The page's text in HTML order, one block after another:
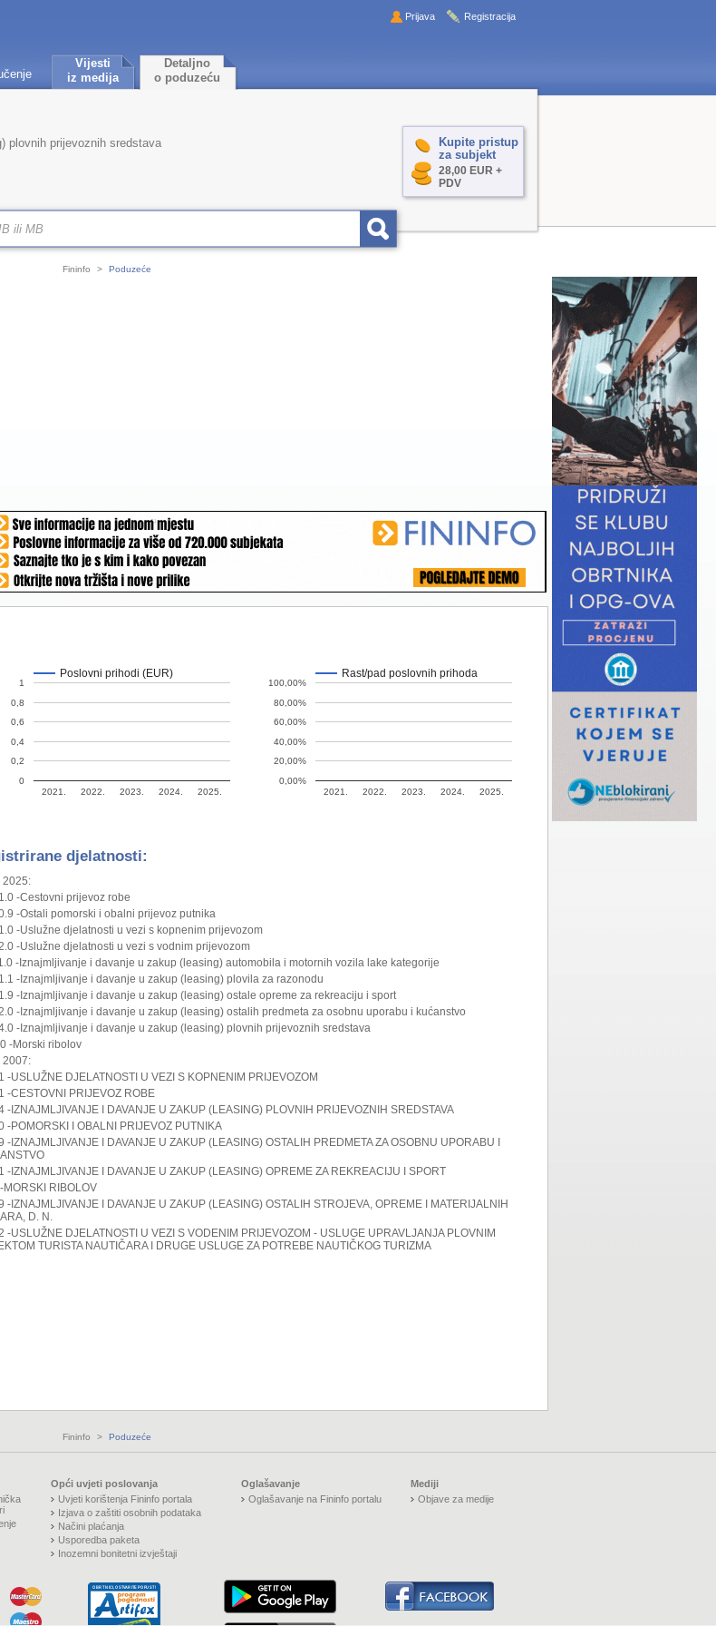
Vijesti
iz medija
Detaljno
o poduzeću
Prijava Registracija
Kupite pristup
za subjekt
28,00 EUR +
PDV
plovnih prijevoznih sredstava
Fininfo > Poduzeće
Poslovni prihodi (EUR)
2021. 2022. 2023. 2024. 2025.
0
0,2
0,4
0,6
0,8
1
Rast/pad poslovnih prihoda
2021. 2022. 2023. 2024. 2025.
0,00%
20,00%
40,00%
60,00%
80,00%
100,00%
djelatnosti:
2025:
-Cestovni prijevoz robe
-Ostali pomorski i obalni prijevoz putnika
-Uslužne djelatnosti u vezi s kopnenim prijevozom
-Uslužne djelatnosti u vezi s vodnim prijevozom
-Iznajmljivanje i davanje u zakup (leasing) automobila i motornih vozila lake kategorije
-Iznajmljivanje i davanje u zakup (leasing) plovila za razonodu
-Iznajmljivanje i davanje u zakup (leasing) ostale opreme za rekreaciju i sport
-Iznajmljivanje i davanje u zakup (leasing) ostalih predmeta za osobnu uporabu i kućanstvo
-Iznajmljivanje i davanje u zakup (leasing) plovnih prijevoznih sredstava
-Morski ribolov
2007:
-USLUŽNE DJELATNOSTI U VEZI S KOPNENIM PRIJEVOZOM
-CESTOVNI PRIJEVOZ ROBE
-IZNAJMLJIVANJE I DAVANJE U ZAKUP (LEASING) PLOVNIH PRIJEVOZNIH SREDSTAVA
-POMORSKI I OBALNI PRIJEVOZ PUTNIKA
-IZNAJMLJIVANJE I DAVANJE U ZAKUP (LEASING) OSTALIH PREDMETA ZA OSOBNU UPORABU I
-IZNAJMLJIVANJE I DAVANJE U ZAKUP (LEA­SING) OPREME ZA REKREACIJU I SPORT
MORSKI RIBOLOV
-IZNAJMLJIVANJE I DAVANJE U ZAKUP (LEASING) OSTALIH STROJEVA, OPREME I MATERIJALNIH
D. N.
-USLUŽNE DJELATNOSTI U VEZI S VODENIM PRIJEVOZOM - USLUGE UPRAVLJANJA PLOVNIM
TURISTA NAUTIČARA I DRUGE USLUGE ZA POTREBE NAUTIČKOG TURIZMA
Fininfo > Poduzeće
Opći uvjeti poslovanja
Uvjeti korištenja Fininfo portala
Izjava o zaštiti osobnih podataka
Načini plaćanja
Usporedba paketa
Inozemni bonitetni izvještaji
Oglašavanje
Oglašavanje na Fininfo portalu
Mediji
Objave za medije